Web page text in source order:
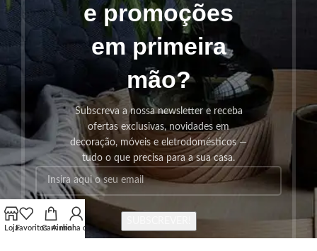
e promoções
em primeira
mão?
Subscreva a nossa newsletter e receba
ofertas exclusivas, novidades em
decoração, móveis e eletrodomésticos —
tudo o que precisa para a sua casa.
LojaFavoritosCarrinho
A minha conta